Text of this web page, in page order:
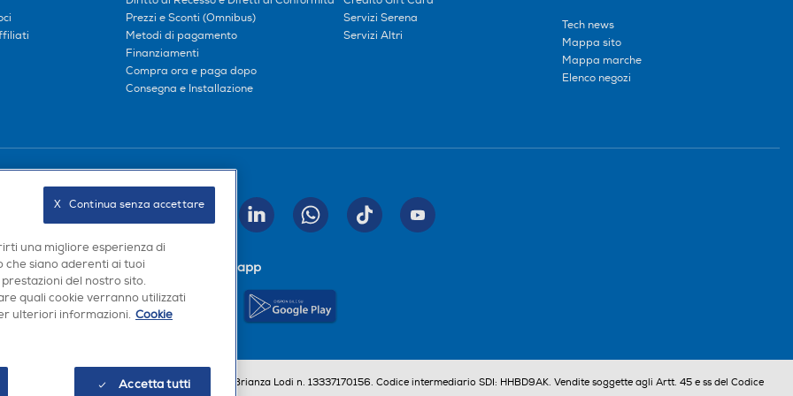
Prezzi e Sconti (Omnibus)
Metodi di pagamento
Finanziamenti
Compra ora e paga dopo
Consegna e Installazione
Servizi Serena
Servizi Altri
Tech news
Mappa sito
Mappa marche
Elenco negozi
Seguici sui social
Scarica la nostra app
Fiscale e iscrizione CCIAA Milano Monza Brianza Lodi n. 13337170156. Codice intermediario SDI: HHBD9AK. Vendite soggette agli Artt. 45 e ss del Codice
una migliore esperienza di
che siano aderenti ai tuoi
del nostro sito.
quali cookie verranno utilizzati
ulteriori informazioni. Cookie
Accetta tutti
X   Continua senza accettare